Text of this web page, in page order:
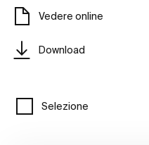
Vedere online
Download
Selezione